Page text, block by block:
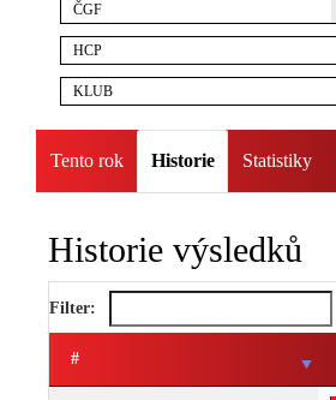
ČGF
HCP
KLUB
Tento rok Historie Statistiky
Historie výsledků
Filter:
#